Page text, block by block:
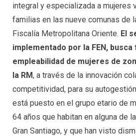
integral y especializada a mujeres
familias en las nueve comunas de
Fiscalía Metropolitana Oriente. El
implementado por la FEN,
empleabilidad de mujeres de
la RM, a través de la innovación
competitividad, para su
está puesto en el grupo etario de
64 años que habitan en alguna de
Gran Santiago, y que han visto